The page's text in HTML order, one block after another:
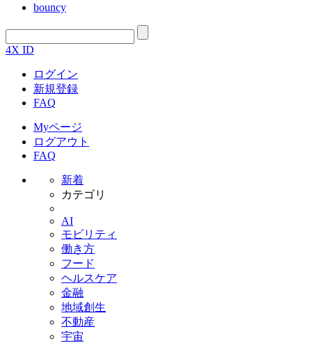
bouncy
4X ID
ログイン
新規登録
FAQ
Myページ
ログアウト
FAQ
新着
カテゴリ
AI
モビリティ
働き方
フード
ヘルスケア
金融
地域創生
不動産
宇宙